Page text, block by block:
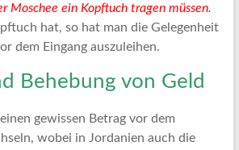
Moschee ein Kopftuch tragen müssen.
hat, so hat man die Gelegenheit
dem Eingang auszuleihen.
Behebung von Geld
gewissen Betrag vor dem
wobei in Jordanien auch die